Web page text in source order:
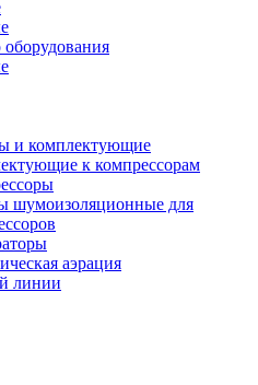
и комплектующие
к компрессорам
шумоизоляционные для
аэрация
линии